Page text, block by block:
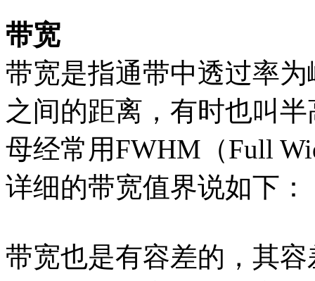
带宽
带宽是指通带中透过率
之间的距离，有时也叫
母经常用FWHM（Full
详细的带宽值界说如下：
带宽也是有容差的，其